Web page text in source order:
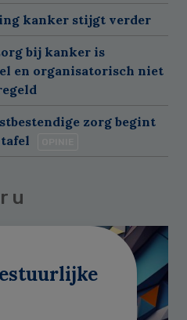
kanker stijgt verder
bij kanker is
en organisatorisch niet
zorg begint
u